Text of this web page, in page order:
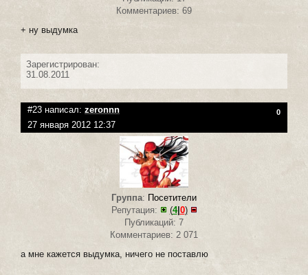
Комментариев: 69
+ ну выдумка
Зарегистрирован:
31.08.2011
#23 написал: zeronnn 0
27 января 2012 12:37
Группа: Посетители
Репутация:
(4| 0)
Публикаций: 7
Комментариев: 2 071
а мне кажется выдумка, ничего не поставлю